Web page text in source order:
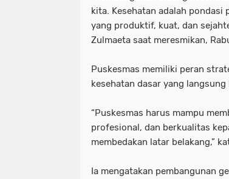
kita. Kesehatan adalah
yang produktif, kuat, dan
Zulmaeta saat meresmikan,
Puskesmas memiliki peran
kesehatan dasar yang
“Puskesmas harus mampu
profesional, dan berkualitas
membedakan latar belakang,”
Ia mengatakan pembangunan